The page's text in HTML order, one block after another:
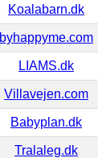
Koalabarn.dk
byhappyme.com
LIAMS.dk
Villavejen.com
Babyplan.dk
Tralaleg.dk